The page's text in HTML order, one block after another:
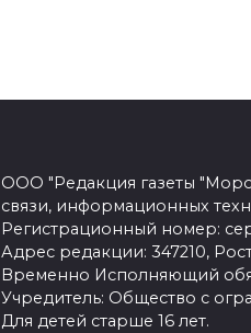
ООО "Редакция газеты
связи, информационных
Регистрационный номер:
Адрес редакции: 347210,
Временно Исполняющий
Учредитель: Общество с
Для детей старше 16 лет.